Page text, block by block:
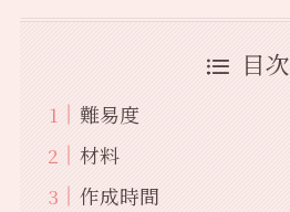
目次
難易度
材料
作成時間